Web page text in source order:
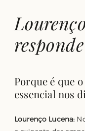
Lourenço
responde
Porque é que
essencial nos
Lourenço Lucena: